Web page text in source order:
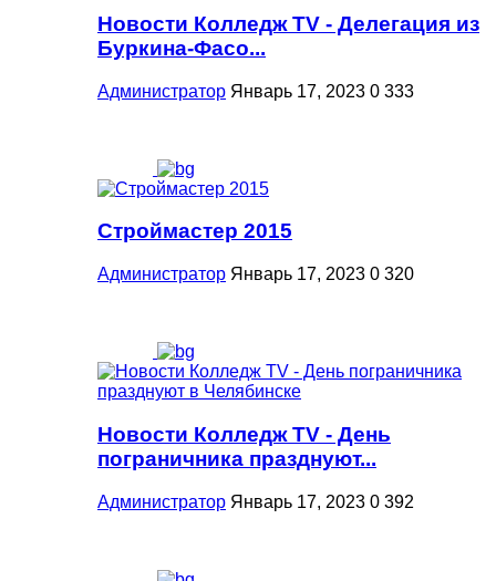
Новости Колледж TV - Делегация из
Буркина-Фасо...
Администратор Январь 17, 2023 0 333
Строймастер 2015
Администратор Январь 17, 2023 0 320
Новости Колледж TV - День
пограничника празднуют...
Администратор Январь 17, 2023 0 392